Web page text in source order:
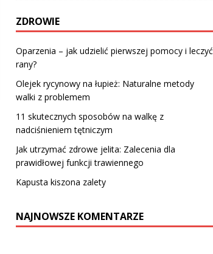
ZDROWIE
Oparzenia – jak udzielić pierwszej pomocy i leczyć
rany?
Olejek rycynowy na łupież: Naturalne metody
walki z problemem
11 skutecznych sposobów na walkę z
nadciśnieniem tętniczym
Jak utrzymać zdrowe jelita: Zalecenia dla
prawidłowej funkcji trawiennego
Kapusta kiszona zalety
NAJNOWSZE KOMENTARZE